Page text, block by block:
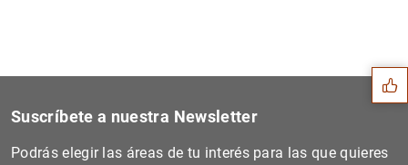
Sugerencias
Suscríbete a nuestra Newsletter
Podrás elegir las áreas de tu interés para las que quieres